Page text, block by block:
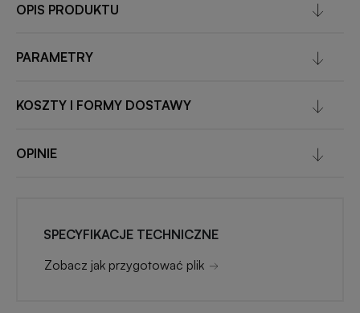
OPIS PRODUKTU
PARAMETRY
KOSZTY I FORMY DOSTAWY
OPINIE
SPECYFIKACJE TECHNICZNE
Zobacz jak przygotować plik